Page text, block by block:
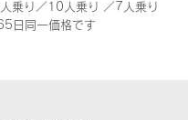
人乗り／10人乗り ／7人乗り
日同一価格です